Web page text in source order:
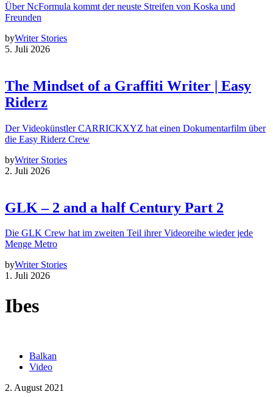
Über NcFormula kommt der neuste Streifen von Koska und
Freunden
byWriter Stories
5. Juli 2026
The Mindset of a Graffiti Writer | Easy
Riderz
Der Videokünstler CARRICKXYZ hat einen Dokumentarfilm über
die Easy Riderz Crew
byWriter Stories
2. Juli 2026
GLK – 2 and a half Century Part 2
Die GLK Crew hat im zweiten Teil ihrer Videoreihe wieder jede
Menge Metro
byWriter Stories
1. Juli 2026
Ibes
Balkan
Video
2. August 2021